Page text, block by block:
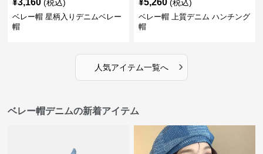
¥3,160 (税込)
ベレー帽 星柄入りデニムベレー
帽
¥5,260 (税込)
ベレー帽 上質デニム ハンチング
帽
人気アイテム一覧へ ›
ベレー帽デニムの新着アイテム